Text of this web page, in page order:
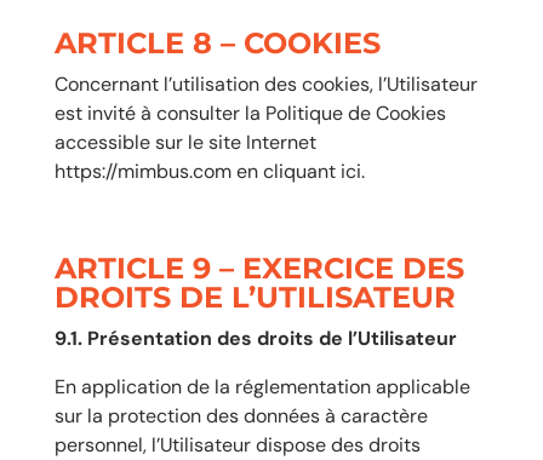
ARTICLE 8 – COOKIES
Concernant l’utilisation des cookies, l’Utilisateur
est invité à consulter la Politique de Cookies
accessible sur le site Internet
https://mimbus.comen cliquant ici.
ARTICLE 9 – EXERCICE DES
DROITS DE L’UTILISATEUR
9.1. Présentation des droits de l’Utilisateur
En application de la réglementation applicable
sur la protection des données à caractère
personnel, l’Utilisateur dispose des droits